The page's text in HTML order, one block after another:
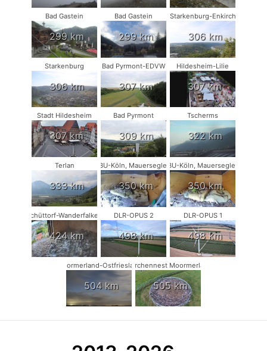
Bad Gastein
299 km
Bad Gastein
299 km
Starkenburg-Enkirch
306 km
Starkenburg
306 km
Bad Pyrmont-EDVW
307 km
Hildesheim-Lilie
307 km
Stadt Hildesheim
307 km
Bad Pyrmont
309 km
Tscherms
322 km
Terlan
333 km
NABU-Köln, Mauersegler #1
350 km
NABU-Köln, Mauersegler #2
350 km
Schüttorf-Wanderfalken
424 km
DLR-OPUS 2
498 km
DLR-OPUS 1
498 km
Moormerland-Ostfriesland
504 km
Storchennest Moormerland
505 km